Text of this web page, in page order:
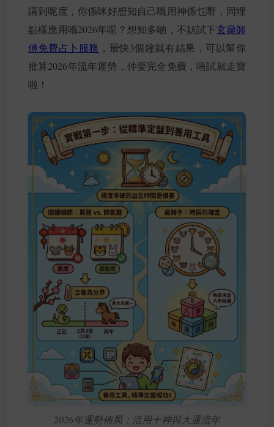
講到呢度，你係咪好想知自己嘅用神係乜嘢，同埋
點樣應用喺2026年呢？想知多啲，不妨試下玄燊師
傅免費占卜服務 ，最快3個鐘就有結果，可以幫你
批算2026年流年運勢，仲要完全免費，唔試就走寶
啦！
2026年運勢佈局：活用十神與大運流年